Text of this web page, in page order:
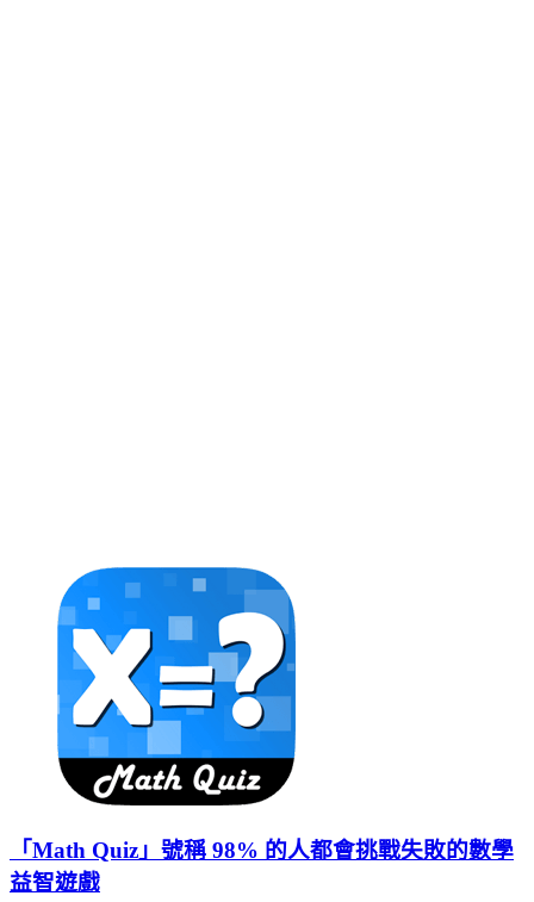
「Math Quiz」號稱 98% 的人都會挑戰失敗的數學
益智遊戲